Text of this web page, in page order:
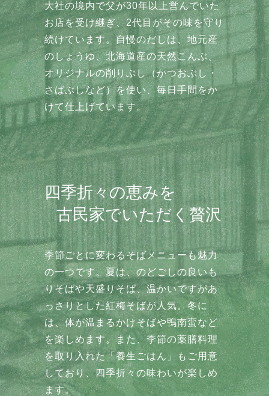
大社の境内で父が30年以上営んでいた
お店を受け継ぎ、2代目がその味を守り
続けています。自慢のだしは、地元産
のしょうゆ、北海道産の天然こんぶ、
オリジナルの削りぶし（かつおぶし・
さばぶしなど）を使い、毎日手間をか
けて仕上げています。
四季折々の恵みを
古民家でいただく贅沢
季節ごとに変わるそばメニューも魅力
の一つです。夏は、のどごしの良いも
りそばや天盛りそば、温かいですがあ
っさりとした紅梅そばが人気。冬に
は、体が温まるかけそばや鴨南蛮など
を楽しめます。また、季節の薬膳料理
を取り入れた「養生ごはん」もご用意
しており、四季折々の味わいが楽しめ
ます。